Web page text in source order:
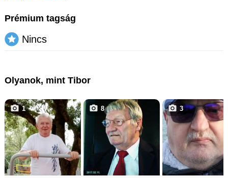
Prémium tagság
Nincs
Olyanok, mint Tibor
1 8 3